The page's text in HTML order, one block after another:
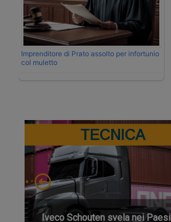
Imprenditore di Prato assolto per infortunio
col muletto
TECNICA
Iveco Schouten svela nei Paesi